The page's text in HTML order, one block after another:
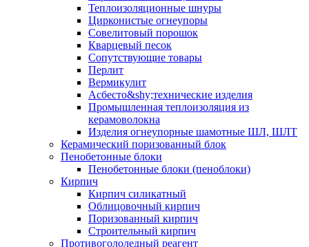
Теплоизоляционные шнуры
Цирконистые огнеупоры
Совелитовый порошок
Кварцевый песок
Сопутствующие товары
Перлит
Вермикулит
Асбесто&shy;технические изделия
Промышленная теплоизоляция из
керамоволокна
Изделия огнеупорные шамотные ШЛ, ШЛТ
Керамический поризованный блок
Пенобетонные блоки
Пенобетонные блоки (пеноблоки)
Кирпич
Кирпич силикатный
Облицовочный кирпич
Поризованный кирпич
Строительный кирпич
Противогололедный реагент